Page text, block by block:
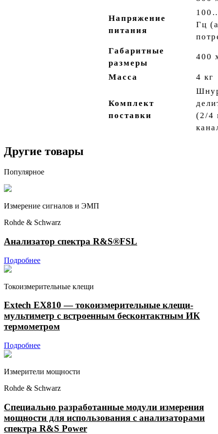
Напряжение
питания
Гц
Габаритные
размеры
400
Масса 4 кг
Комплект
поставки
(2/4
Другие товары
Популярное
Измерение сигналов и ЭМП
Rohde & Schwarz
Анализатор спектра R&S®FSL
Подробнее
Токоизмерительные клещи
Extech EX810 — токоизмерительные клещи-
мультиметр с встроенным бесконтактным ИК
термометром
Подробнее
Измерители мощности
Rohde & Schwarz
Специально разработанные модули измерения
мощности для использования с анализаторами
спектра R&S Power